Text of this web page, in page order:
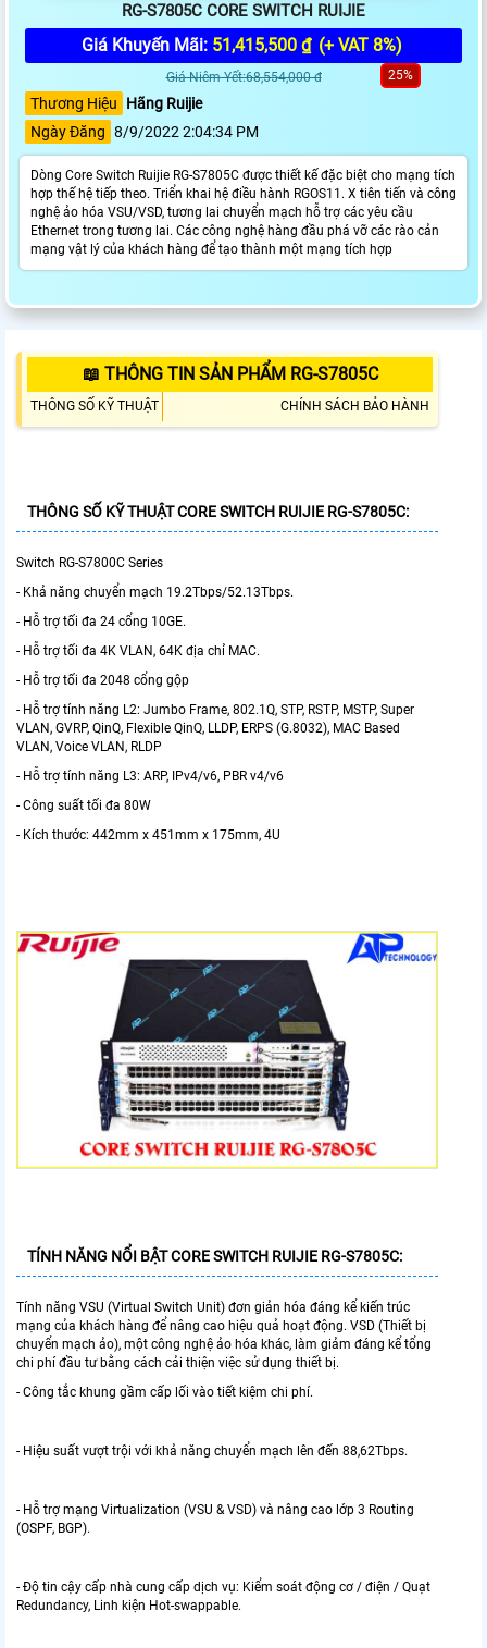
RG-S7805C CORE SWITCH RUIJIE
Giá Khuyến Mãi: 51,415,500 ₫ (+ VAT 8%)
Giá Niêm Yết:68,554,000 đ 25%
Thương Hiệu
Hãng Ruijie
Ngày Đăng 8/9/2022 2:04:34 PM
Dòng Core Switch Ruijie RG-S7805C được thiết kế đặc biệt cho mạng tích
hợp thế hệ tiếp theo. Triển khai hệ điều hành RGOS11. X tiên tiến và công
nghệ ảo hóa VSU/VSD, tương lai chuyển mạch hỗ trợ các yêu cầu
Ethernet trong tương lai. Các công nghệ hàng đầu phá vỡ các rào cản
mạng vật lý của khách hàng để tạo thành một mạng tích hợp
📖 THÔNG TIN SẢN PHẨM RG-S7805C
THÔNG SỐ KỸ THUẬT CHÍNH SÁCH BẢO HÀNH
THÔNG SỐ KỸ THUẬT CORE SWITCH RUIJIE RG-S7805C:
Switch RG-S7800C Series
- Khả năng chuyển mạch 19.2Tbps/52.13Tbps.
- Hỗ trợ tối đa 24 cổng 10GE.
- Hỗ trợ tối đa 4K VLAN, 64K địa chỉ MAC.
- Hỗ trợ tối đa 2048 cổng gộp
- Hỗ trợ tính năng L2: Jumbo Frame, 802.1Q, STP, RSTP, MSTP, Super
VLAN, GVRP, QinQ, Flexible QinQ, LLDP, ERPS (G.8032), MAC Based
VLAN, Voice VLAN, RLDP
- Hỗ trợ tính năng L3: ARP, IPv4/v6, PBR v4/v6
- Công suất tối đa 80W
- Kích thước: 442mm x 451mm x 175mm, 4U
TÍNH NĂNG NỔI BẬT CORE SWITCH RUIJIE RG-S7805C:
Tính năng VSU (Virtual Switch Unit) đơn giản hóa đáng kể kiến ​​trúc
mạng của khách hàng để nâng cao hiệu quả hoạt động. VSD (Thiết bị
chuyển mạch ảo), một công nghệ ảo hóa khác, làm giảm đáng kể tổng
chi phí đầu tư bằng cách cải thiện việc sử dụng thiết bị.
- Công tắc khung gầm cấp lối vào tiết kiệm chi phí.
- Hiệu suất vượt trội với khả năng chuyển mạch lên đến 88,62Tbps.
- Hỗ trợ mạng Virtualization (VSU & VSD) và nâng cao lớp 3 Routing
(OSPF, BGP).
- Độ tin cậy cấp nhà cung cấp dịch vụ: Kiểm soát động cơ / điện / Quạt
Redundancy, Linh kiện Hot-swappable.